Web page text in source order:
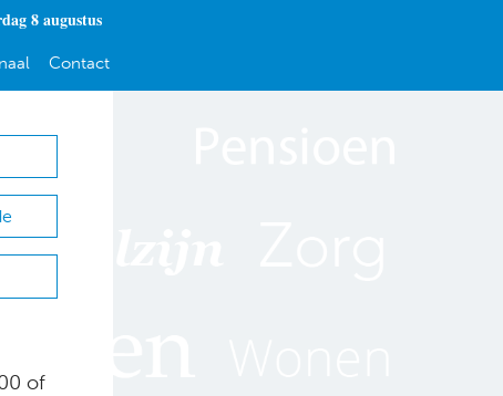
8 augustus
Contact
of